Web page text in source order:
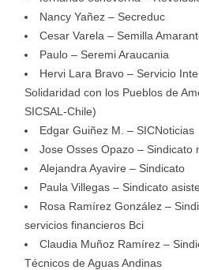
Nancy Yañez – Secreduc
Cesar Varela – Semilla
Paulo – Seremi Araucania
Hervi Lara Bravo – Servicio
Solidaridad con los Pueblos de
SICSAL-Chile)
Edgar Guiñez M. – SICNoticias
Jose Osses Opazo – Sindicato
Alejandra Ayavire – Sindicato
Paula Villegas – Sindicato
Rosa Ramírez González –
servicios financieros Bci
Claudia Muñoz Ramírez –
Técnicos de Aguas Andinas